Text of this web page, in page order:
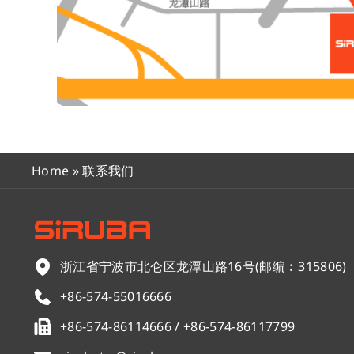
Home »联系我们
浙江省宁波市北仑区龙潭山路16号(邮编︰315806)
+86-574-55016666
+86-574-86114666 / +86-574-86117799